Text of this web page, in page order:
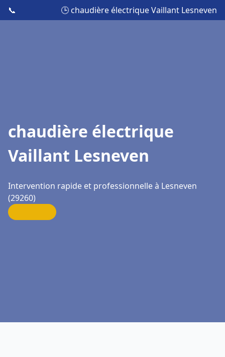
📞 🕒 chaudière électrique Vaillant Lesneven
chaudière électrique
Vaillant Lesneven
Intervention rapide et professionnelle à Lesneven
(29260)